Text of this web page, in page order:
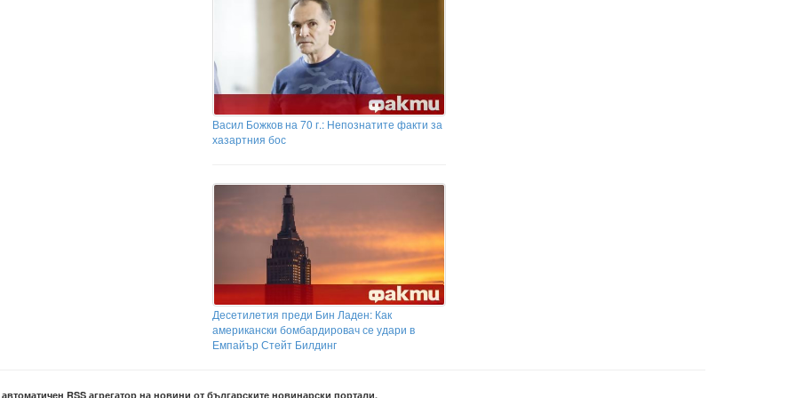
Васил Божков на 70 г.: Непознатите факти за
хазартния бос
Десетилетия преди Бин Ладен: Как
американски бомбардировач се удари в
Емпайър Стейт Билдинг
RSS агрегатор на новини от българските новинарски портали.